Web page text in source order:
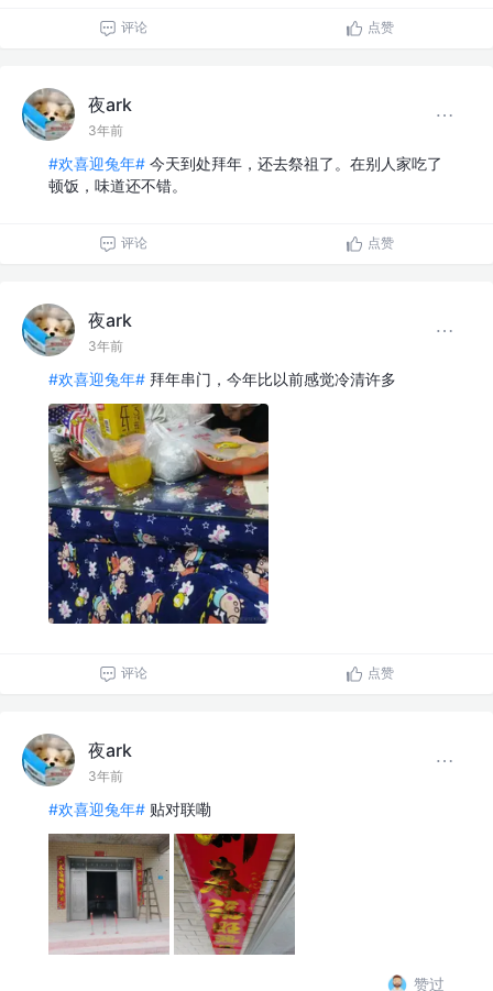
评论 点赞
夜ark
3年前
#欢喜迎兔年# 今天到处拜年，还去祭祖了。在别人家吃了
顿饭，味道还不错。
评论 点赞
夜ark
3年前
#欢喜迎兔年# 拜年串门，今年比以前感觉冷清许多
评论 点赞
夜ark
3年前
#欢喜迎兔年# 贴对联嘞
赞过